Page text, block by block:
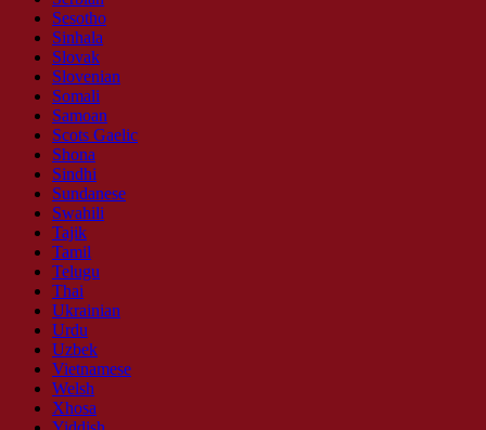
Sesotho
Sinhala
Slovak
Slovenian
Somali
Samoan
Scots Gaelic
Shona
Sindhi
Sundanese
Swahili
Tajik
Tamil
Telugu
Thai
Ukrainian
Urdu
Uzbek
Vietnamese
Welsh
Xhosa